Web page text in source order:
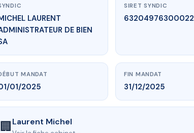
LAURENT
DE BIEN
SIRET SYNDIC
63204976300022
MANDAT
01/2025
FIN MANDAT
31/12/2025
🏢Laurent Michel